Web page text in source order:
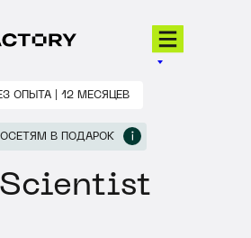
ОПЫТА | 12 МЕСЯЦЕВ
В ПОДАРОК